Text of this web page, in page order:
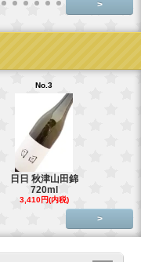
>
No.3
日日 秋津山田錦
720ml
3,410円(内税)
>